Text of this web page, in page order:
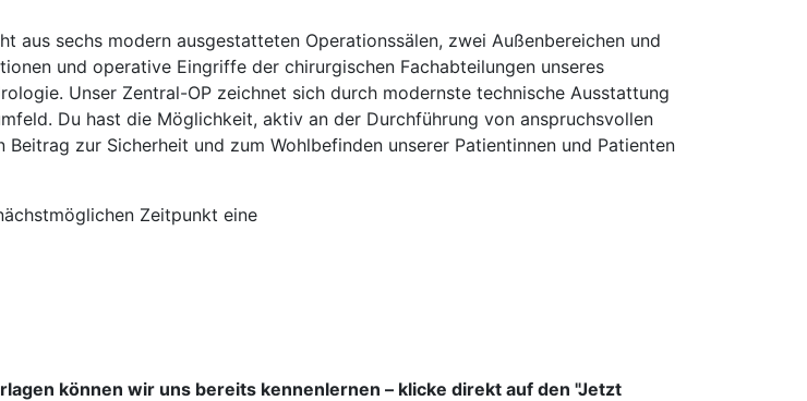
aus sechs modern ausgestatteten Operationssälen, zwei Außenbereichen und
und operative Eingriffe der chirurgischen Fachabteilungen unseres
Unser Zentral-OP zeichnet sich durch modernste technische Ausstattung
Du hast die Möglichkeit, aktiv an der Durchführung von anspruchsvollen
zur Sicherheit und zum Wohlbefinden unserer Patientinnen und Patienten
Zeitpunkt eine
können wir uns bereits kennenlernen – klicke direkt auf den "Jetzt